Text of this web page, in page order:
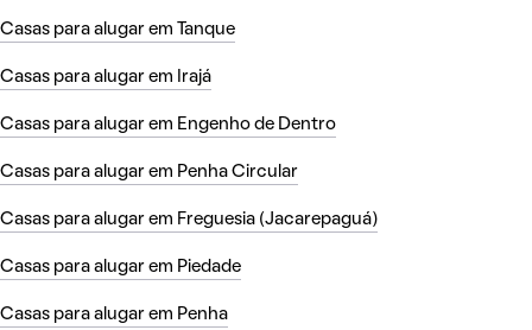
Casas para alugar em Tanque
Casas para alugar em Irajá
Casas para alugar em Engenho de Dentro
Casas para alugar em Penha Circular
Casas para alugar em Freguesia (Jacarepaguá)
Casas para alugar em Piedade
Casas para alugar em Penha